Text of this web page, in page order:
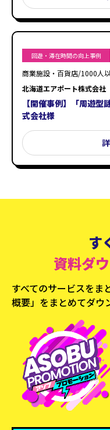
回遊・滞在時間の向上事例
商業施設・百貨店/1000人
北海道エアポート株式会社
【開催事例】「周遊
式会社様
す
資料ダ
すべてのサービスをま
概要」をまとめてダウ